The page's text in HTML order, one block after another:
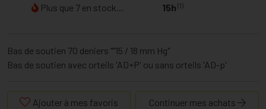
Plus que 7 en stock...
15h (1)
Bas de soutien 70 deniers ""15 / 18 mm Hg"
Bas de soutien avec orteils 'AD+P' ou sans orteils 'AD-p'
Ajouter à mes favoris Continuer mes achats